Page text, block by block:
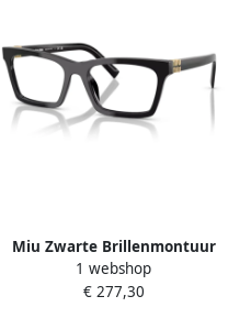
Miu Zwarte Brillenmontuur
Zonnebril Black Unisex
1 webshop
€ 277,30